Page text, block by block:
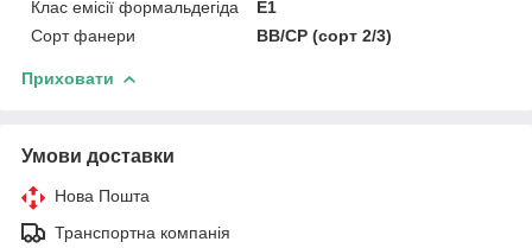
Клас емісії формальдегіда
Е1
Сорт фанери
ВВ/СР (сорт 2/3)
Приховати
Умови доставки
Нова Пошта
Транспортна компанія